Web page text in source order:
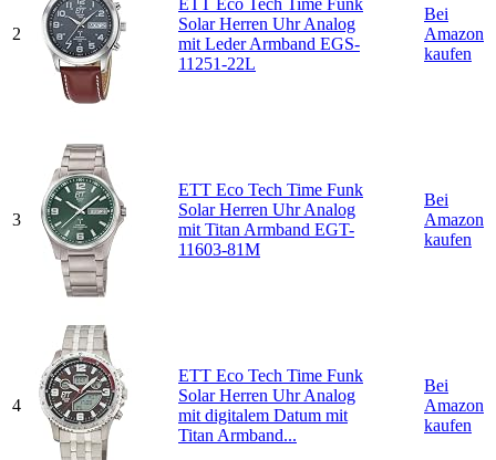
2
Solar Herren Uhr Analog
mit Leder Armband EGS-
11251-22L
Bei
Amazon
kaufen
3
ETT Eco Tech Time Funk
Solar Herren Uhr Analog
mit Titan Armband EGT-
11603-81M
Bei
Amazon
kaufen
4
ETT Eco Tech Time Funk
Solar Herren Uhr Analog
mit digitalem Datum mit
Titan Armband...
Bei
Amazon
kaufen